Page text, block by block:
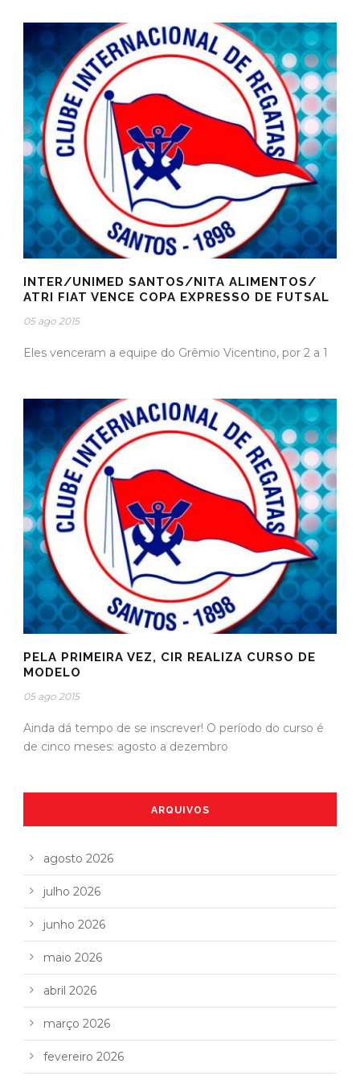
INTER/UNIMED SANTOS/NITA ALIMENTOS/
ATRI FIAT VENCE COPA EXPRESSO DE FUTSAL
05 ago 2015
Eles venceram a equipe do Grêmio Vicentino, por 2 a 1
PELA PRIMEIRA VEZ, CIR REALIZA CURSO DE
MODELO
05 ago 2015
Ainda dá tempo de se inscrever! O período do curso é
de cinco meses: agosto a dezembro
ARQUIVOS
agosto 2026
julho 2026
junho 2026
maio 2026
abril 2026
março 2026
fevereiro 2026